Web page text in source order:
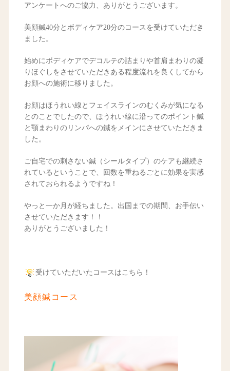
アンケートへのご協力、ありがとうございます。
美顔鍼40分とボディケア20分のコースを受けていただき
ました。
始めにボディケアでデコルテの詰まりや首肩まわりの凝
りほぐしをさせていただきある程度流れを良くしてから
お顔への施術に移りました。
お顔はほうれい線とフェイスラインのむくみが気になる
とのことでしたので、ほうれい線に沿ってのポイント鍼
と顎まわりのリンパへの鍼をメインにさせていただきま
した。
ご自宅での刺さない鍼（シールタイプ）のケアも継続さ
れているということで、回数を重ねるごとに効果を実感
されておられるようですね！
やっと一か月が経ちました。出国までの期間、お手伝い
させていただきます！！
ありがとうございました！
受けていただいたコースはこちら！
美顔鍼コース